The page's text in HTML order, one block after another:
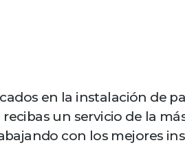
en la instalación de
un servicio de la
con los mejores